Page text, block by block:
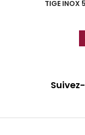
TIGE INOX